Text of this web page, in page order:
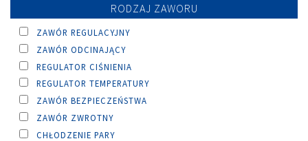
RODZAJ ZAWORU
ZAWÓR REGULACYJNY
ZAWÓR ODCINAJĄCY
REGULATOR CIŚNIENIA
REGULATOR TEMPERATURY
ZAWÓR BEZPIECZEŃSTWA
ZAWÓR ZWROTNY
CHŁODZENIE PARY